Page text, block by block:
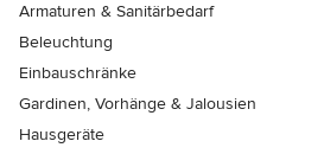
Armaturen & Sanitärbedarf
Beleuchtung
Einbauschränke
Gardinen, Vorhänge & Jalousien
Hausgeräte